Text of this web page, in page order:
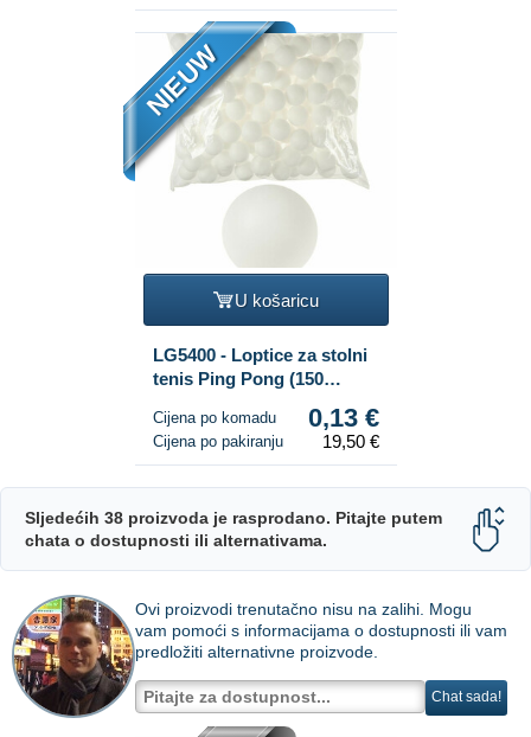
NIEUW
U košaricu
LG5400 - Loptice za stolni
tenis Ping Pong (150
Cijena po komadu 0,13 €
Cijena po pakiranju 19,50 €
Sljedećih 38 proizvoda je rasprodano. Pitajte putem
chata o dostupnosti ili alternativama.
Ovi proizvodi trenutačno nisu na zalihi. Mogu
vam pomoći s informacijama o dostupnosti ili vam
predložiti alternativne proizvode.
Chat sada!